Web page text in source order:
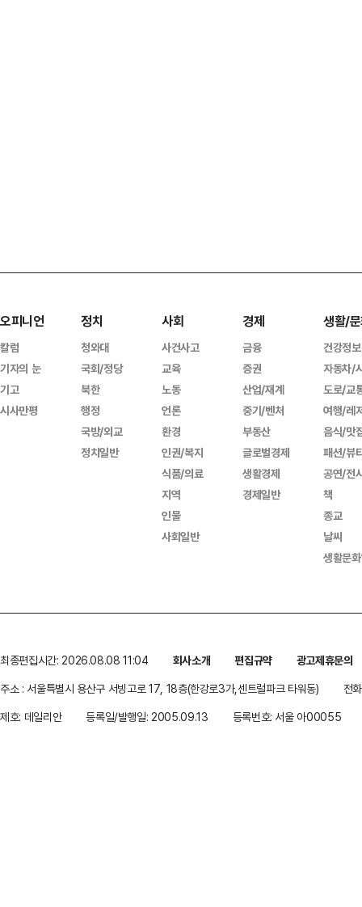
오피니언
칼럼
기자의 눈
기고
시사만평
정치
청와대
국회/정당
북한
행정
국방/외교
정치일반
사회
사건사고
교육
노동
언론
환경
인권/복지
식품/의료
지역
인물
사회일반
경제
금융
증권
산업/재계
중기/벤처
부동산
글로벌경제
생활경제
경제일반
생활/
건강정보
자동차/
도로/교
여행/레
음식/맛
패션/뷰
공연/전
책
종교
날씨
생활문
최종편집시간: 2026.08.08 11:04 회사소개 편집규약
광고제휴문의
주소 : 서울특별시 용산구 서빙고로 17, 18층(한강로3가,센트럴파크 타워동)
전
제호: 데일리안
등록일/발행일: 2005.09.13 등록번호: 서울 아00055